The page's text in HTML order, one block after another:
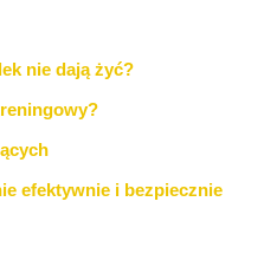
nie dają żyć?
efektywnie i bezpiecznie